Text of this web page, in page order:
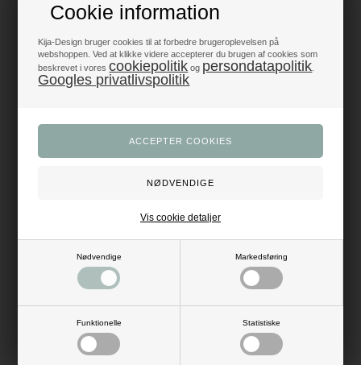
Cookie information
Kija-Design bruger cookies til at forbedre brugeroplevelsen på
webshoppen. Ved at klikke videre accepterer du brugen af cookies som
beskrevet i vorescookiepolitik og persondatapolitik
Googles privatlivspolitik
Nødvendige Markedsføring
Funktionelle Statistiske
Vis cookie detaljer
Kreativ Skrift
Skab Elegante Håndskrevne
Udskiftelige Skrivespidser –
Elegant Kalligrafi Skrivefjer
Hold sølvbryllup med gæstebøger